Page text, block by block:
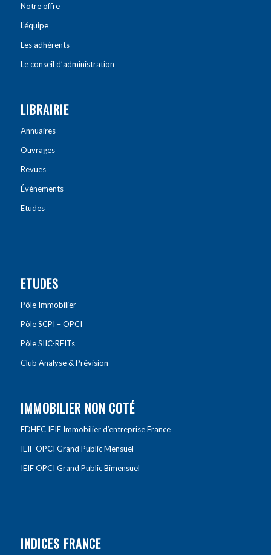
Notre offre
L’équipe
Les adhérents
Le conseil d’administration
LIBRAIRIE
Annuaires
Ouvrages
Revues
Évènements
Etudes
ETUDES
Pôle Immobilier
Pôle SCPI – OPCI
Pôle SIIC-REITs
Club Analyse & Prévision
IMMOBILIER NON COTÉ
EDHEC IEIF Immobilier d’entreprise France
IEIF OPCI Grand Public Mensuel
IEIF OPCI Grand Public Bimensuel
INDICES FRANCE